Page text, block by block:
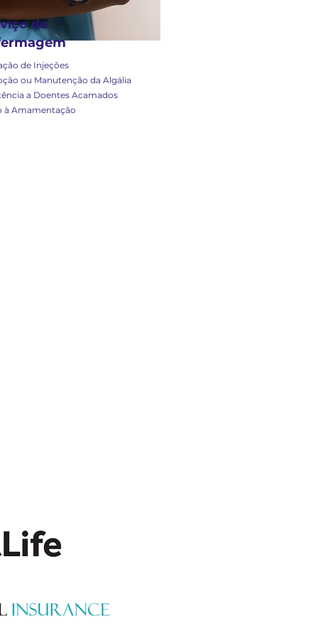
de
de Injeções
ou Manutenção da Algália
a Doentes Acamados
à Amamentação